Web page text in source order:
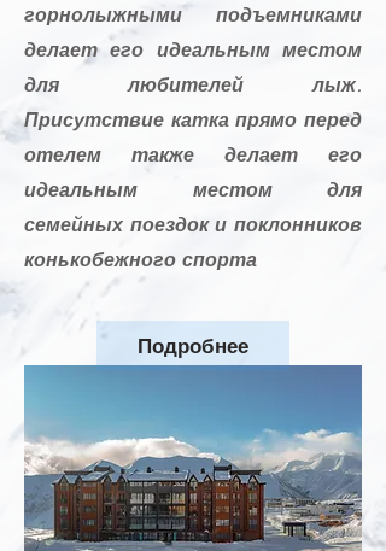
горнолыжными подъемниками
делает его идеальным местом
для любителей лыж.
Присутствие катка прямо перед
отелем также делает его
идеальным местом для
семейных поездок и поклонников
конькобежного спорта
Подробнее